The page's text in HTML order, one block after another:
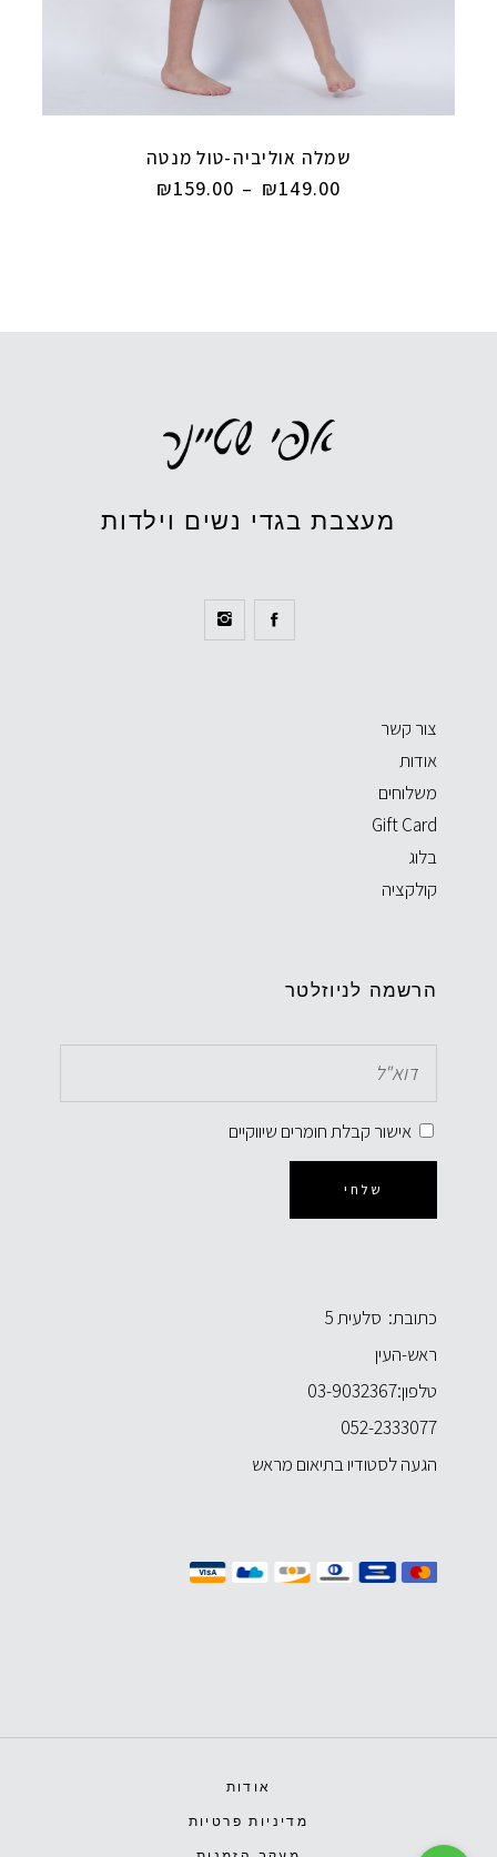
שמלה אוליביה-טול מנטה
₪149.00
–
₪159.00
מעצבת בגדי נשים וילדות
צור קשר
אודות
משלוחים
Gift Card
בלוג
קולקציה
הרשמה לניוזלטר
אישור קבלת חומרים שיווקיים
שלחי
כתובת: סלעית 5
ראש-העין
טלפון:03-9032367
052-2333077
הגעה לסטודיו בתיאום מראש
אודות
מדיניות פרטיות